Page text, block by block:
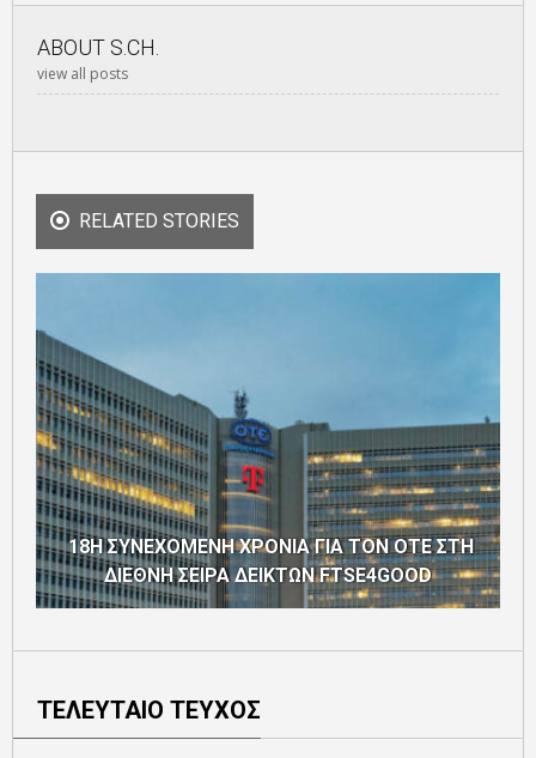
ABOUT S.CH.
view all posts
RELATED STORIES
18Η ΣΥΝΕΧΟΜΕΝΗ ΧΡΟΝΙΑ ΓΙΑ ΤΟΝ ΟΤΕ ΣΤΗ
ΔΙΕΘΝΗ ΣΕΙΡΑ ΔΕΙΚΤΩΝ FTSE4GOOD
ΤΕΛΕΥΤΑΙΟ ΤΕΥΧΟΣ